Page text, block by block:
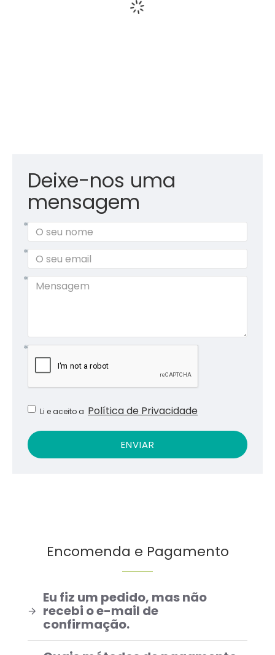
Deixe-nos uma
mensagem
Li e aceito a Política de Privacidade
ENVIAR
Encomenda e Pagamento
Eu fiz um pedido, mas não
recebi o e-mail de
confirmação.